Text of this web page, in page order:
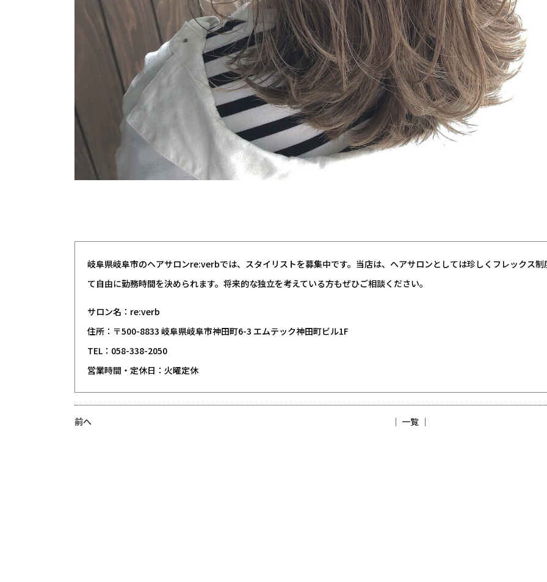
岐阜県岐阜市のヘアサロンre:verbでは、スタイリストを募集中です。当店は、ヘアサロンとしては珍しくフレックス
て自由に勤務時間を決められます。将来的な独立を考えている方もぜひご相談ください。
サロン名：re:verb
住所：〒500-8833 岐阜県岐阜市神田町6-3 エムテック神田町ビル1F
TEL：058-338-2050
営業時間・定休日：火曜定休
前へ │ 一覧 │